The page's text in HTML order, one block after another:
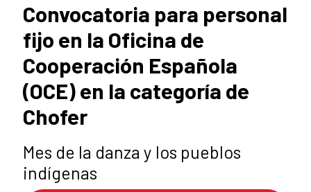
Convocatoria para personal
fijo en la Oficina de
Cooperación Española
(OCE) en la categoría de
Chofer
Mes de la danza y los pueblos
indígenas